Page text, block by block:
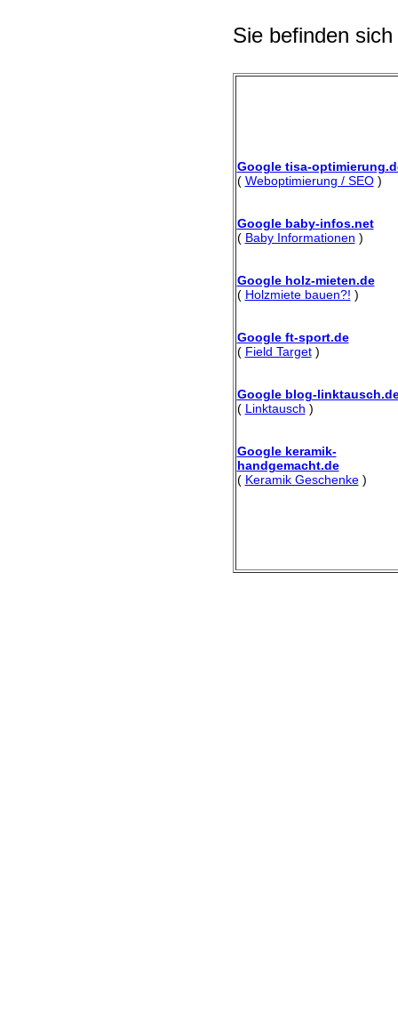
Sie befinden
Google tisa-
( Weboptimierung / SEO)
Google baby-infos.net
( Baby Informationen )
Google holz-mieten.de
( Holzmiete bauen?! )
Google ft-sport.de
( Field Target)
Google blog-
( Linktausch )
Google keramik-
handgemacht.de
( Keramik Geschenke)